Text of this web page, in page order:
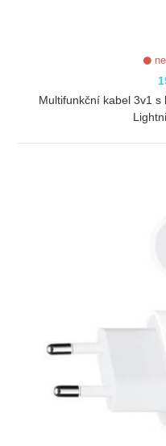
Multifunkční kabel 3v1 s